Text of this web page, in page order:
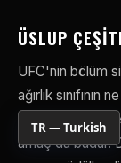
ÜSLUP
UFC'nin bölüm
ağırlık
maçları, ağır
amaç da budur.
TR — Turkish